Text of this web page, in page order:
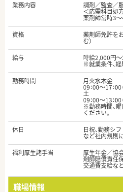
業務内容
調剤／監査／
＜応需科目処
薬剤師常時3～
資格
薬剤師免許を
む）
給与
時給2,000円
※就業条件、経
勤務時間
月火水木金
09：00～17：00
土
09：00～13：00
※勤務時間、
ください。
休日
日祝、勤務シ
など社内規則
福利厚生諸手当
厚生年金／協
剤師賠償責任
交通費支給な
職場情報